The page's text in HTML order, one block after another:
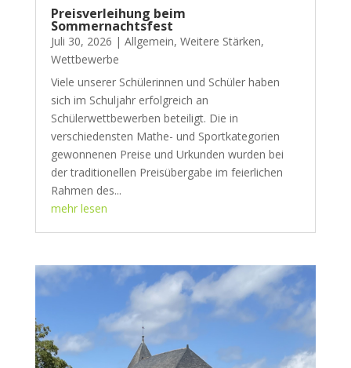
Preisverleihung beim
Sommernachtsfest
Juli 30, 2026 | Allgemein, Weitere Stärken,
Wettbewerbe
Viele unserer Schülerinnen und Schüler haben
sich im Schuljahr erfolgreich an
Schülerwettbewerben beteiligt. Die in
verschiedensten Mathe- und Sportkategorien
gewonnenen Preise und Urkunden wurden bei
der traditionellen Preisübergabe im feierlichen
Rahmen des...
mehr lesen